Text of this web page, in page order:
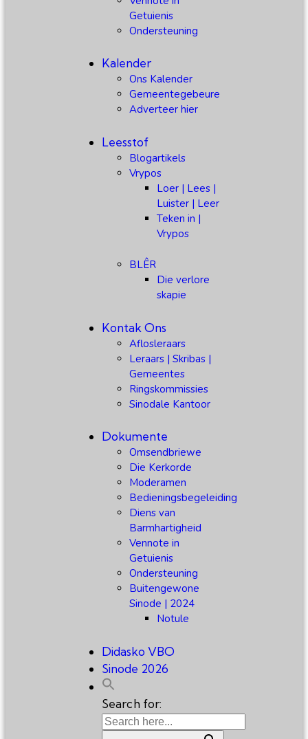
Getuienis
Ondersteuning
Kalender
Ons Kalender
Gemeentegebeure
Adverteer hier
Leesstof
Blogartikels
Vrypos
Loer | Lees |
Luister | Leer
Teken in |
Vrypos
BLÊR
Die verlore
skapie
Kontak Ons
Aflosleraars
Leraars | Skribas |
Gemeentes
Ringskommissies
Sinodale Kantoor
Dokumente
Omsendbriewe
Die Kerkorde
Moderamen
Bedieningsbegeleiding
Diens van
Barmhartigheid
Vennote in
Getuienis
Ondersteuning
Buitengewone
Sinode | 2024
Notule
Didasko VBO
Sinode 2026
Search for: